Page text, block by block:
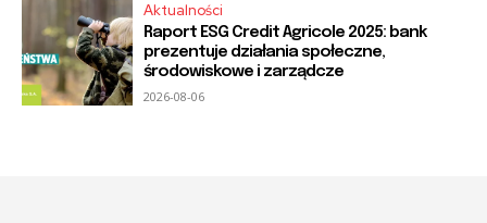
Aktualności
Raport ESG Credit Agricole 2025: bank
prezentuje działania społeczne,
środowiskowe i zarządcze
2026-08-06